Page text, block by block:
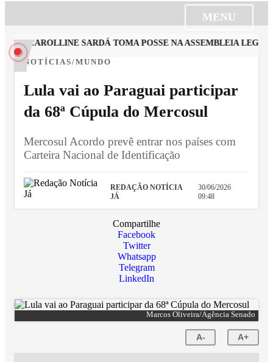
MENU
CAROLLINE SARDÁ TOMA POSSE NA ASSEMBLEIA
NOTÍCIAS/MUNDO
Lula vai ao Paraguai participar
da 68ª Cúpula do Mercosul
Mercosul Acordo prevê entrar nos países com
Carteira Nacional de Identificação
REDAÇÃO NOTÍCIA
JÁ
30/06/2026
09:48
Compartilhe
Facebook
Twitter
Whatsapp
Telegram
LinkedIn
Marcos Oliveira/Agência Senado
A- A+